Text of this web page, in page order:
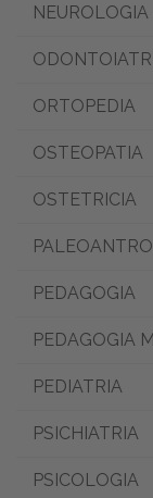
NEUROLOGIA
ORTOPEDIA
OSTEOPATIA
OSTETRICIA
PEDAGOGIA
PEDAGOGIA
PEDIATRIA
PSICHIATRIA
PSICOLOGIA